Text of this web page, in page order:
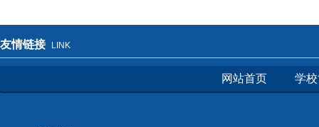
友情链接 LINK
网站首页 学